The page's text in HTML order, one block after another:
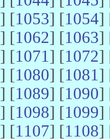
] [1053] [1054]
] [1062] [1063]
] [1071] [1072]
] [1080] [1081]
] [1089] [1090]
] [1098] [1099]
] [1107] [1108]